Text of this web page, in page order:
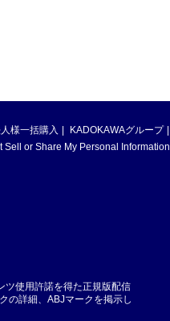
様一括購入
KADOKAWAグループ
Sell or Share My Personal Information
ツ使用許諾を得た正規版配信
の詳細、ABJマークを掲示し